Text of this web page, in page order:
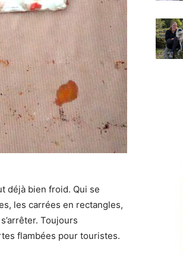
déjà bien froid. Qui se
les carrées en rectangles,
Toujours
flambées pour touristes.